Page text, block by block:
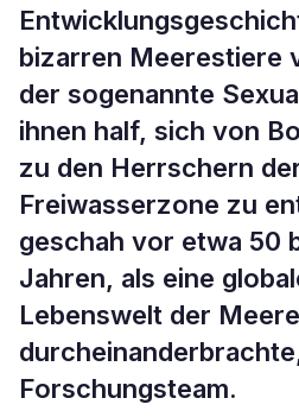
bizarren Meerestiere
der sogenannte
ihnen half, sich von
zu den Herrschern
Freiwasserzone zu
geschah vor etwa 50
Jahren, als eine
Lebenswelt der Meere
Forschungsteam.